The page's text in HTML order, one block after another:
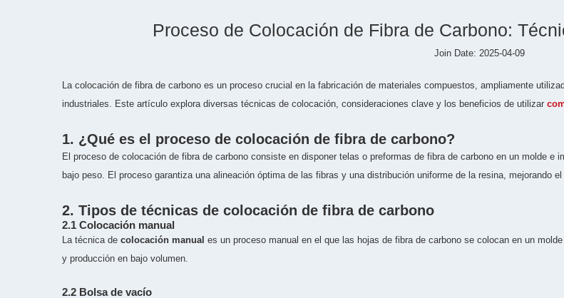
Proceso de Colocación de Fibra de Carbono:
Join Date: 2025-04-09
La colocación de fibra de carbono es un proceso crucial en la fabricación de materiales compuestos, ampliamente
industriales. Este artículo explora diversas técnicas de colocación, consideraciones clave y los beneficios de utilizar
1. ¿Qué es el proceso de colocación de fibra de carbono?
El proceso de colocación de fibra de carbono consiste en disponer telas o preformas de fibra de carbono en un molde
bajo peso. El proceso garantiza una alineación óptima de las fibras y una distribución uniforme de la resina, mejorando
2. Tipos de técnicas de colocación de fibra de carbono
2.1 Colocación manual
La técnica de colocación manual es un proceso manual en el que las hojas de fibra de carbono se colocan en un
y producción en bajo volumen.
2.2 Bolsa de vacío